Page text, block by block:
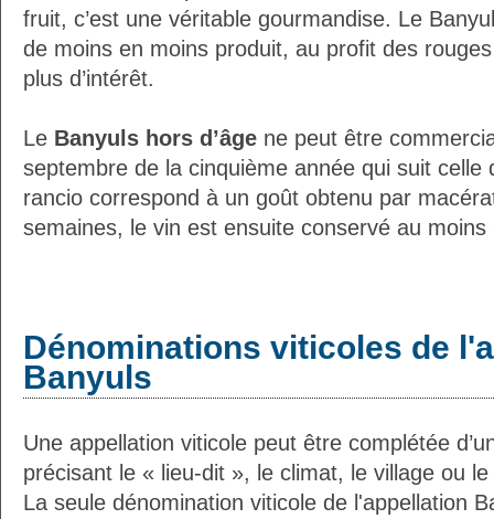
fruit, c’est une véritable gourmandise. Le
de moins en moins produit, au profit des
plus d’intérêt.
Le Banyuls hors d’âge ne peut être
septembre de la cinquième année qui suit celle
rancio correspond à un goût obtenu par
semaines, le vin est ensuite conservé au
Dénominations viticoles de
Banyuls
Une appellation viticole peut être complétée
précisant le « lieu-dit », le climat, le village ou
La seule dénomination viticole de l'appellation